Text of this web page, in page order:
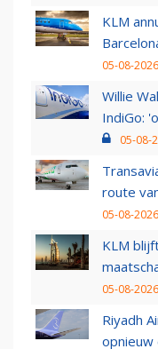
KLM
05-08-
Willie
IndiGo:
05-08-
route
05-08-
KLM
05-08-
Riyadh
opnieuw